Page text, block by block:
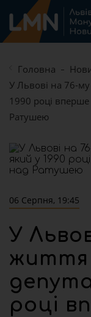
Головна
У Львові на 76-
1990 році вперше
Ратушею
06 Серпня, 19:45
У
життя
році